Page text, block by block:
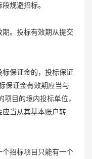
规避招标。
。投标有效期从提交
保证金的，投标保证
保证金有效期应当与
目的境内投标单位，
应当从其基本账户转
招标项目只能有一个